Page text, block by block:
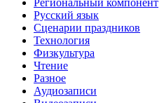
Русский язык
Сценарии праздников
Технология
Физкультура
Чтение
Разное
Аудиозаписи